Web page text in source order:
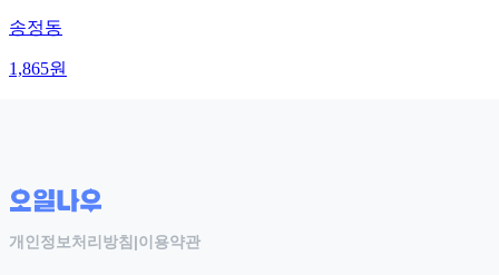
송정동
1,865원
개인정보처리방침 |이용약관